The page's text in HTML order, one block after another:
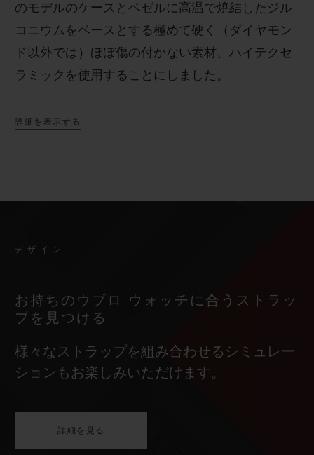
のモデルのケースとベゼルに高温で焼結したジル
コニウムをベースとする極めて硬く（ダイヤモン
ド以外では）ほぼ傷の付かない素材、ハイテクセ
ラミックを使用することにしました。
詳細を表示する
デザイン
お持ちのウブロ ウォッチに合うストラッ
プを見つける
様々なストラップを組み合わせるシミュレー
ションもお楽しみいただけます。
詳細を見る